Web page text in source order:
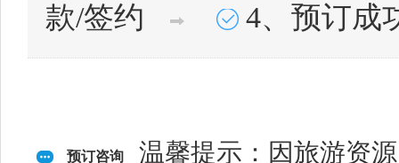
款/签约
4、预订成
预订咨询
温馨提示：因旅游资